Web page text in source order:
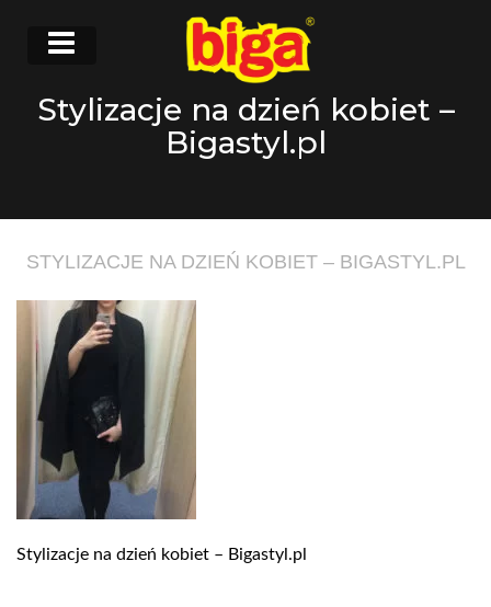
Stylizacje na dzień kobiet –
Bigastyl.pl
STYLIZACJE NA DZIEŃ KOBIET – BIGASTYL.PL
Stylizacje na dzień kobiet – Bigastyl.pl